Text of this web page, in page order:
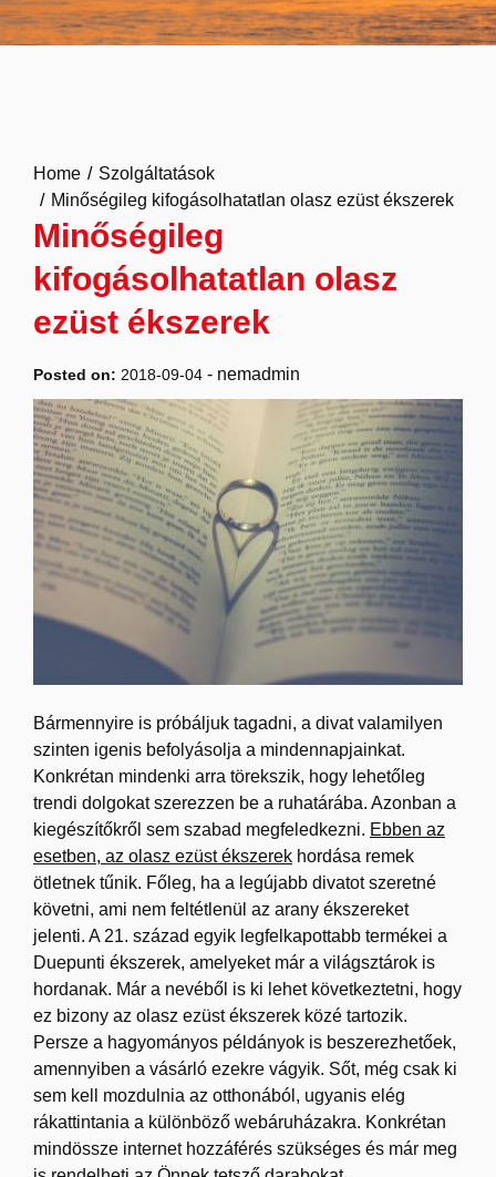
Home
Szolgáltatások
Minőségileg kifogásolhatatlan olasz ezüst ékszerek
Minőségileg
kifogásolhatatlan olasz
ezüst ékszerek
Posted on: 2018-09-04 - nemadmin
Bármennyire is próbáljuk tagadni, a divat valamilyen
szinten igenis befolyásolja a mindennapjainkat.
Konkrétan mindenki arra törekszik, hogy lehetőleg
trendi dolgokat szerezzen be a ruhatárába. Azonban a
kiegészítőkről sem szabad megfeledkezni. Ebben az
esetben, az olasz ezüst ékszerek hordása remek
ötletnek tűnik. Főleg, ha a legújabb divatot szeretné
követni, ami nem feltétlenül az arany ékszereket
jelenti. A 21. század egyik legfelkapottabb termékei a
Duepunti ékszerek, amelyeket már a világsztárok is
hordanak. Már a nevéből is ki lehet következtetni, hogy
ez bizony az olasz ezüst ékszerek közé tartozik.
Persze a hagyományos példányok is beszerezhetőek,
amennyiben a vásárló ezekre vágyik. Sőt, még csak ki
sem kell mozdulnia az otthonából, ugyanis elég
rákattintania a különböző webáruházakra. Konkrétan
mindössze internet hozzáférés szükséges és már meg